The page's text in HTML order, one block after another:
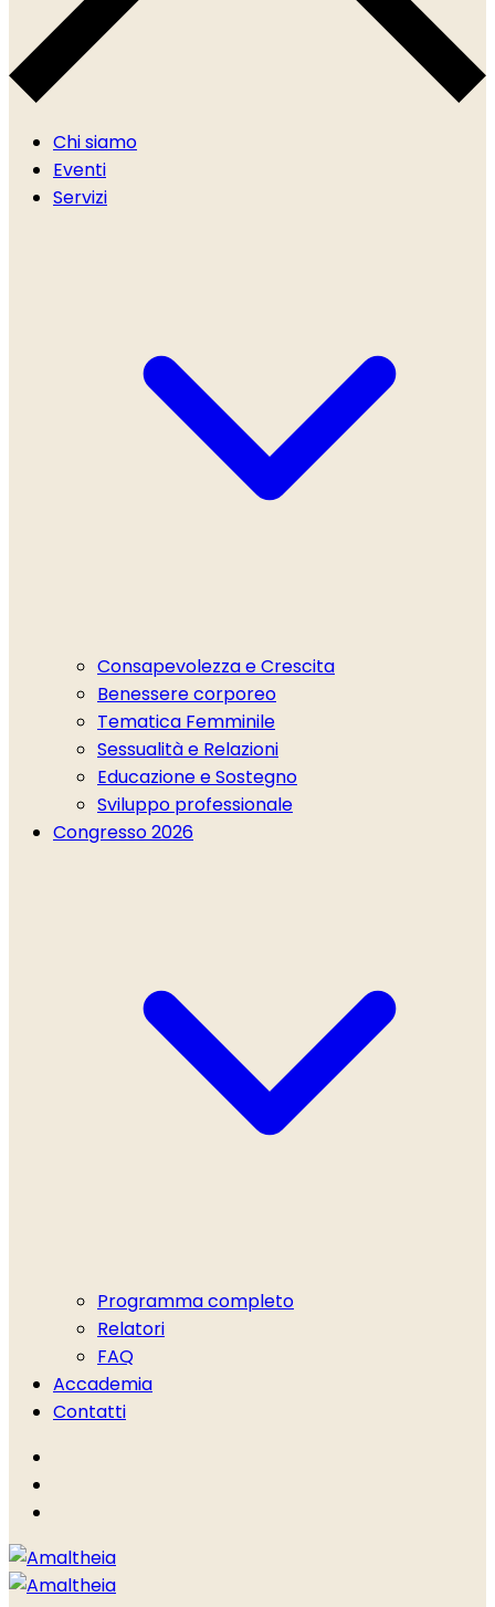
Chi siamo
Eventi
Servizi
Consapevolezza e Crescita
Benessere corporeo
Tematica Femminile
Sessualità e Relazioni
Educazione e Sostegno
Sviluppo professionale
Congresso 2026
Programma completo
Relatori
FAQ
Accademia
Contatti